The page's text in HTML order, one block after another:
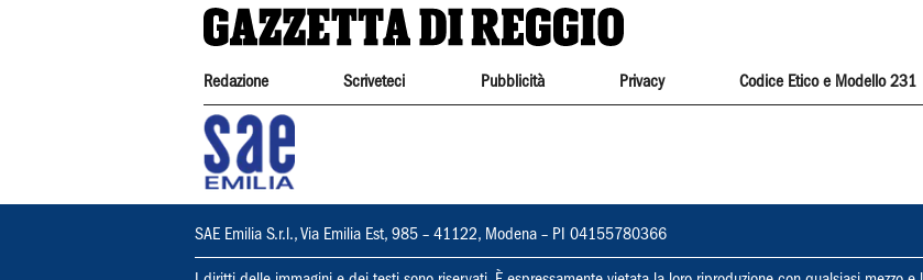
Redazione Scriveteci Pubblicità Privacy Codice Etico e Modello 231
SAE Emilia S.r.l., Via Emilia Est, 985 – 41122, Modena – PI 04155780366